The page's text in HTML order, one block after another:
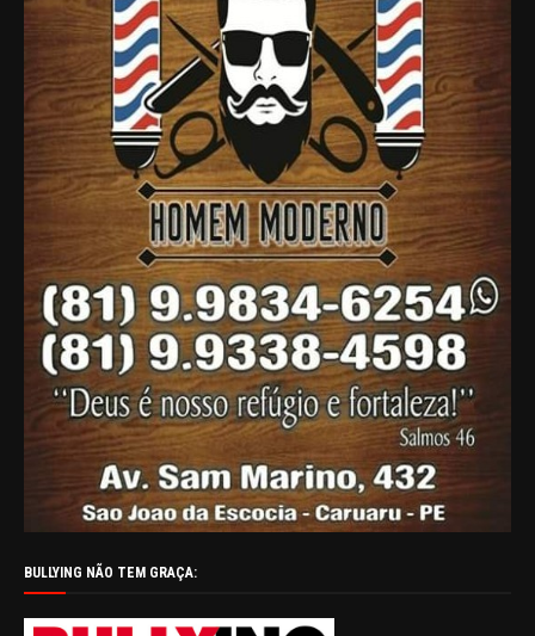
BULLYING NÃO TEM GRAÇA: